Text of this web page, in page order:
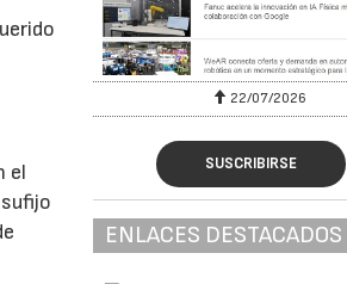
el
22/07/2026
SUSCRIBIRSE
ENLACES DESTACADOS